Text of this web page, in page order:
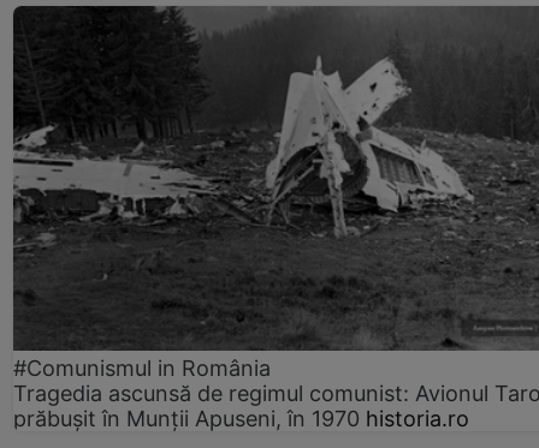
#Comunismul in România
Tragedia ascunsă de regimul comunist: Avionul
prăbușit în Munții Apuseni, în 1970 historia.ro